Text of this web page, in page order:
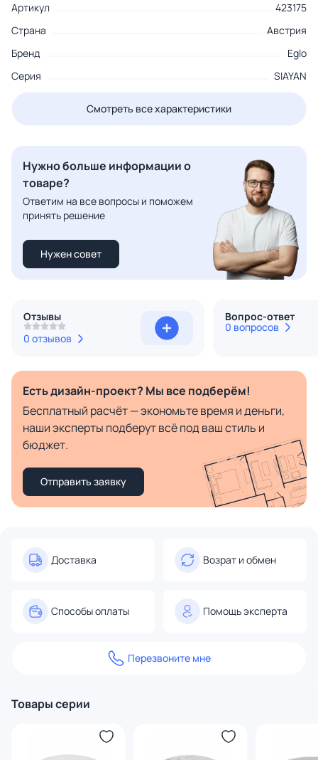
Артикул
423175
Страна
Австрия
Бренд
Eglo
Серия
SIAYAN
Смотреть все характеристики
Нужно больше информации о
товаре?
Ответим на все вопросы и поможем
принять решение
Нужен совет
Отзывы
0 отзывов
Вопрос-ответ
0 вопросов
Есть дизайн-проект? Мы все подберём!
Бесплатный расчёт — экономьте время и деньги,
наши эксперты подберут всё под ваш стиль и
бюджет.
Отправить заявку
Доставка Возрат и обмен
Способы оплаты Помощь эксперта
Перезвоните мне
Товары серии